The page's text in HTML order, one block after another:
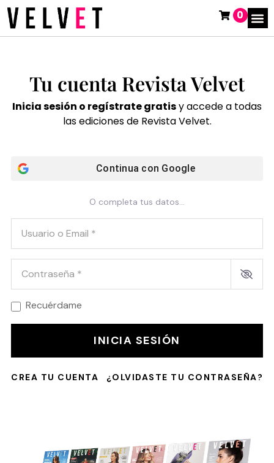
0
Tu cuenta Revista Velvet
Inicia sesión o regístrate gratisy accede a todas
las ediciones de Revista Velvet.
Continua con Google
O completa tus datos...
Usuario o Email*
Contraseña*
Recuérdame
INICIA SESIÓN
CREA TU CUENTA ¿OLVIDASTE TU CONTRASEÑA?